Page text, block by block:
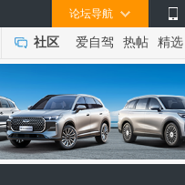
论坛导航
社区 爱自驾 热帖 精选